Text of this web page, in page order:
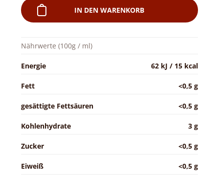
IN DEN WARENKORB
Nährwerte (100g / ml)
Energie 62 kJ / 15 kcal
Fett <0,5 g
gesättigte Fettsäuren <0,5 g
Kohlenhydrate 3 g
Zucker <0,5 g
Eiweiß <0,5 g